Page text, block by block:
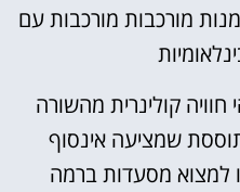
מורכבות מורכבות עם
חוויה קולינרית מהשורה
שמציעה אינסוף
למצוא מסעדות ברמה